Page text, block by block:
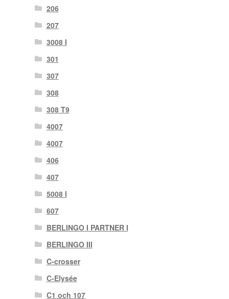
206
207
3008 I
301
307
308
308 T9
4007
4007
406
407
5008 I
607
BERLINGO I PARTNER I
BERLINGO III
C-crosser
C-Elysée
C1 och 107